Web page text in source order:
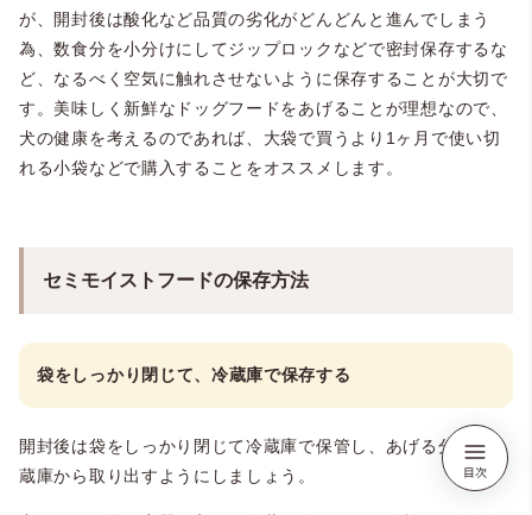
が、開封後は酸化など品質の劣化がどんどんと進んでしまう
為、数食分を小分けにしてジップロックなどで密封保存するな
ど、なるべく空気に触れさせないように保存することが大切で
す。美味しく新鮮なドッグフードをあげることが理想なので、
犬の健康を考えるのであれば、大袋で買うより1ヶ月で使い切
れる小袋などで購入することをオススメします。
セミモイストフードの保存方法
袋をしっかり閉じて、冷蔵庫で保存する
開封後は袋をしっかり閉じて冷蔵庫で保管し、あげる分だけ冷
蔵庫から取り出すようにしましょう。